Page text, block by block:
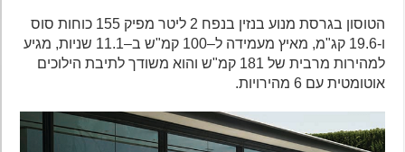
הטוסון בגרסת מנוע בנזין בנפח 2 ליטר מפיק 155 כוחות סוס
ו-19.6 קג"מ, מאיץ מעמידה ל–100 קמ"ש ב–11.1 שניות, מגיע
למהירות מרבית של 181 קמ"ש והוא משודך לתיבת הילוכים
אוטומטית עם 6 מהירויות.